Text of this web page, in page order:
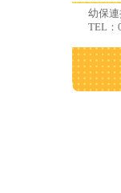
幼保
TEL：